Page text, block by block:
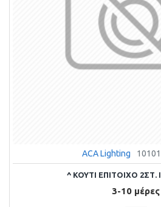
ACA Lighting
^ ΚΟΥΤΙ ΕΠΙΤΟΙΧΟ 2ΣΤ.
3-10 μέρες